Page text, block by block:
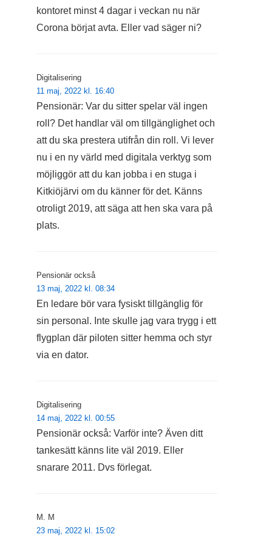
kontoret minst 4 dagar i veckan nu när
Corona börjat avta. Eller vad säger ni?
Digitalisering
11 maj, 2022 kl. 16:40
Pensionär: Var du sitter spelar väl ingen
roll? Det handlar väl om tillgänglighet och
att du ska prestera utifrån din roll. Vi lever
nu i en ny värld med digitala verktyg som
möjliggör att du kan jobba i en stuga i
Kitkiöjärvi om du känner för det. Känns
otroligt 2019, att säga att hen ska vara på
plats.
Pensionär också
13 maj, 2022 kl. 08:34
En ledare bör vara fysiskt tillgänglig för
sin personal. Inte skulle jag vara trygg i ett
flygplan där piloten sitter hemma och styr
via en dator.
Digitalisering
14 maj, 2022 kl. 00:55
Pensionär också: Varför inte? Även ditt
tankesätt känns lite väl 2019. Eller
snarare 2011. Dvs förlegat.
M. M
23 maj, 2022 kl. 15:02